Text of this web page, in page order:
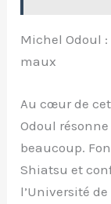
Michel Odoul :
maux
Au cœur de
Odoul
beaucoup.
Shiatsu et
l’Université